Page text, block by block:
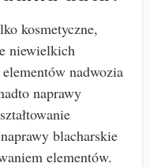
kosmetyczne,
niewielkich
nadwozia
naprawy
blacharskie
elementów.